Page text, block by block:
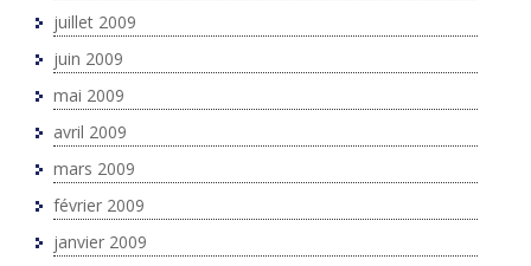
juillet 2009
juin 2009
mai 2009
avril 2009
mars 2009
février 2009
janvier 2009